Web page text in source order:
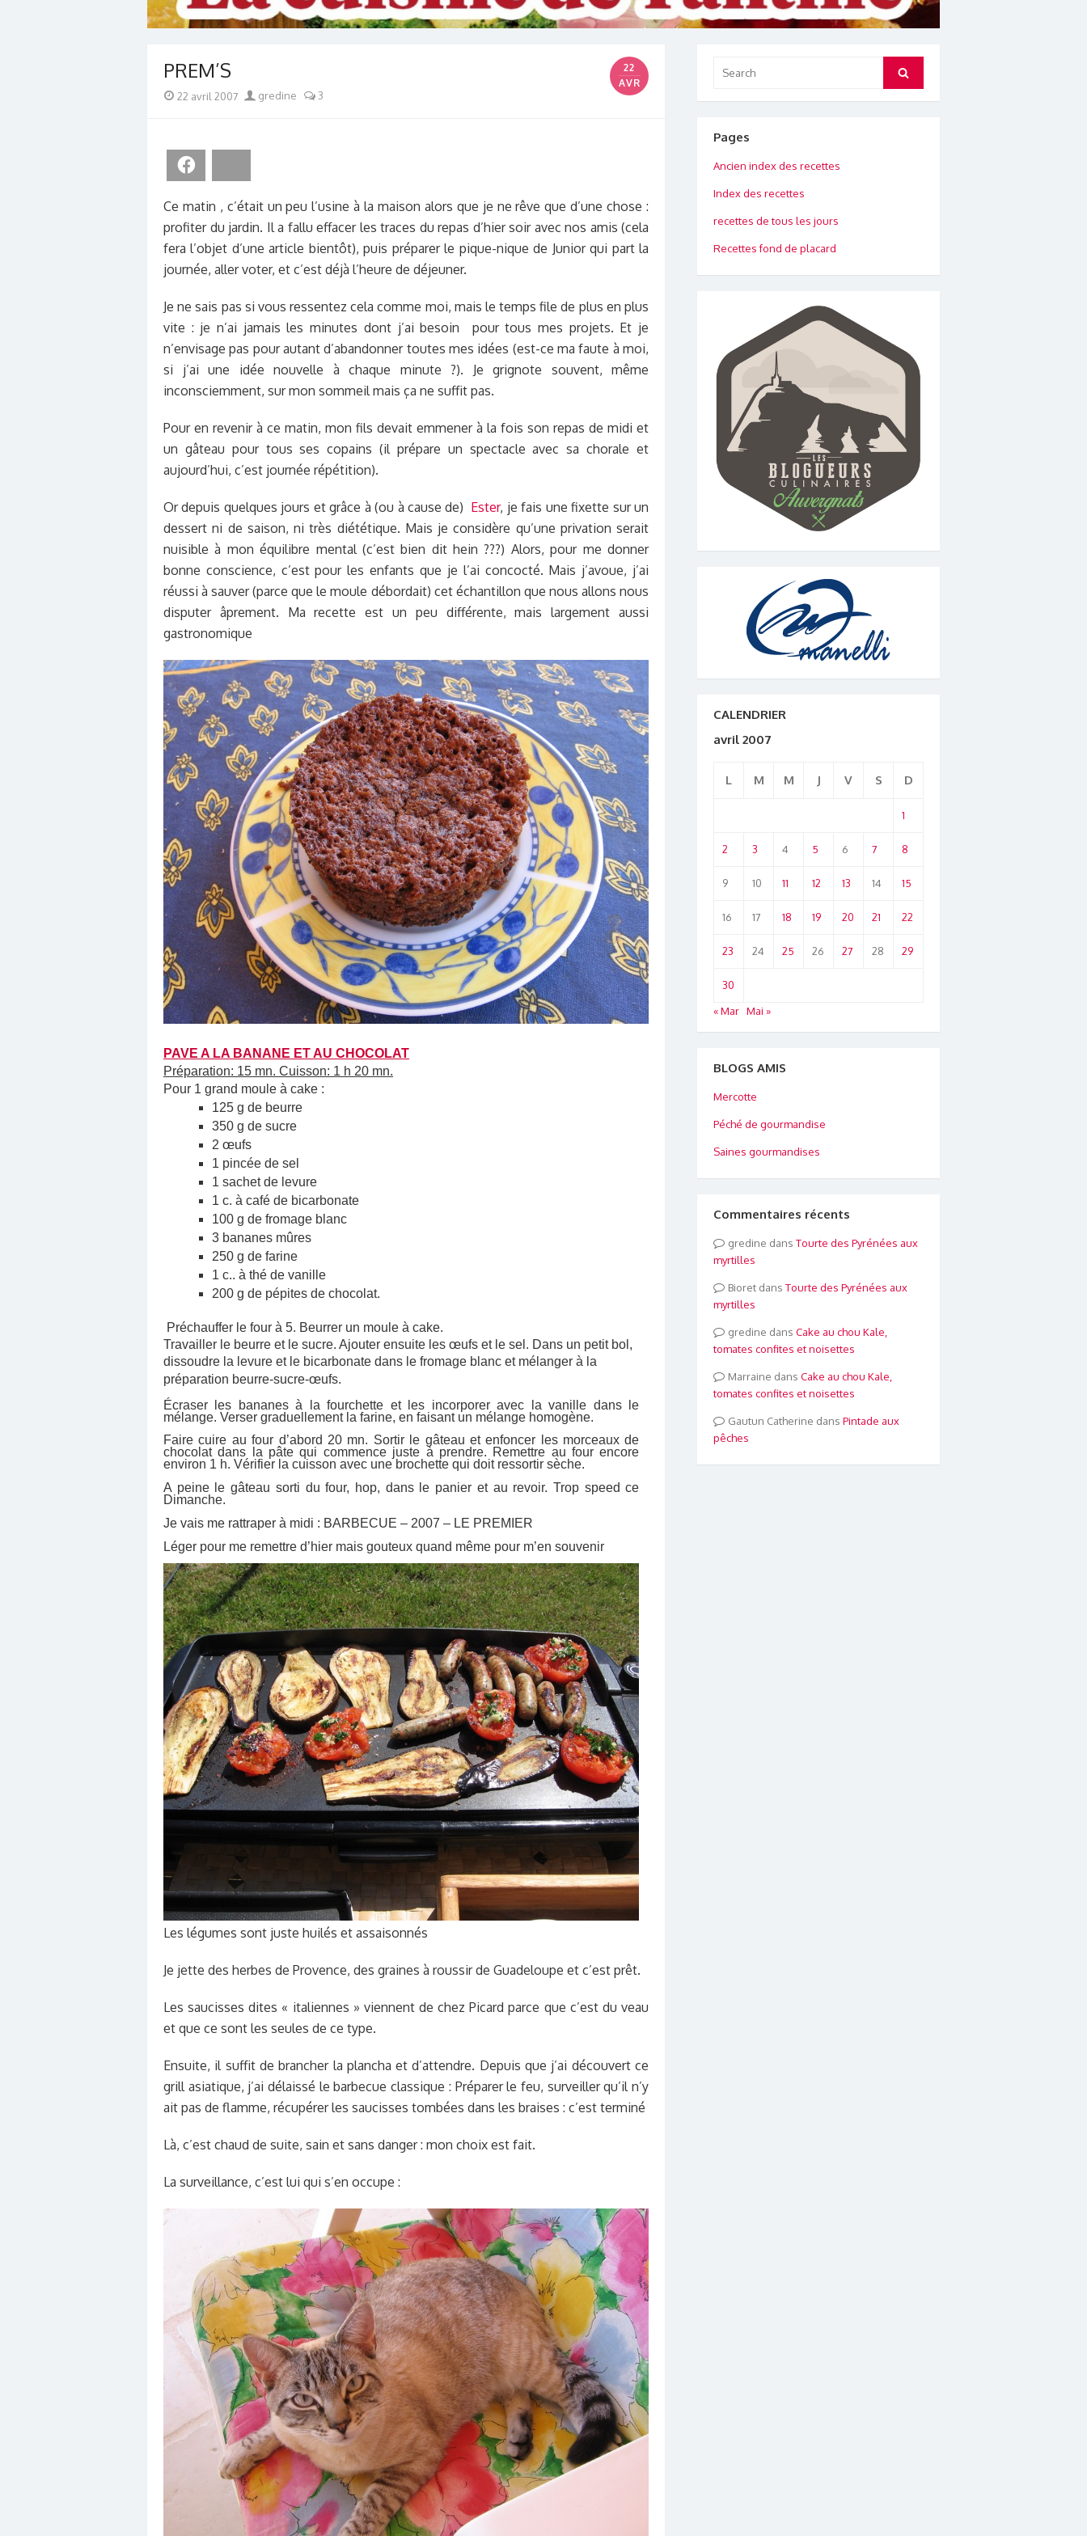
PREM’S
22
AVR
Posted
22 avril 2007 Author
gredine 3
Ce matin , c’était un peu l’usine à la maison alors que je ne rêve que d’une chose :
profiter du jardin. Il a fallu effacer les traces du repas d’hier soir avec nos amis (cela
fera l’objet d’une article bientôt), puis préparer le pique-nique de Junior qui part la
journée, aller voter, et c’est déjà l’heure de déjeuner.
Je ne sais pas si vous ressentez cela comme moi, mais le temps file de plus en plus
vite : je n’ai jamais les minutes dont j’ai besoin pour tous mes projets. Et je
n’envisage pas pour autant d’abandonner toutes mes idées (est-ce ma faute à moi,
si j’ai une idée nouvelle à chaque minute ?). Je grignote souvent, même
inconsciemment, sur mon sommeil mais ça ne suffit pas.
Pour en revenir à ce matin, mon fils devait emmener à la fois son repas de midi et
un gâteau pour tous ses copains (il prépare un spectacle avec sa chorale et
aujourd’hui, c’est journée répétition).
Or depuis quelques jours et grâce à (ou à cause de) Ester, je fais une fixette sur un
dessert ni de saison, ni très diététique. Mais je considère qu’une privation serait
nuisible à mon équilibre mental (c’est bien dit hein ???) Alors, pour me donner
bonne conscience, c’est pour les enfants que je l’ai concocté. Mais j’avoue, j’ai
réussi à sauver (parce que le moule débordait) cet échantillon que nous allons nous
disputer âprement. Ma recette est un peu différente, mais largement aussi
gastronomique
PAVE A LA BANANE ET AU CHOCOLAT
Préparation: 15 mn. Cuisson: 1 h 20 mn.
Pour 1 grand moule à cake :
125 g de beurre
350 g de sucre
2 œufs
1 pincée de sel
1 sachet de levure
1 c. à café de bicarbonate
100 g de fromage blanc
3 bananes mûres
250 g de farine
1 c.. à thé de vanille
200 g de pépites de chocolat.
Préchauffer le four à 5. Beurrer un moule à cake.
Travailler le beurre et le sucre. Ajouter ensuite les œufs et le sel. Dans un petit bol,
dissoudre la levure et le bicarbonate dans le fromage blanc et mélanger à la
préparation beurre-sucre-œufs.
Écraser les bananesà
la fourchette et les incorporer avec la vanille dans le
mélange. Verser graduellement la farine, en faisant un mélange homogène.
Faire cuire au four d’abord 20 mn. Sortir le gâteau et enfoncer les morceaux de
chocolat dans la pâte qui commence juste à prendre. Remettre au four encore
environ 1 h. Vérifier la cuisson avec une brochette qui doit ressortir sèche.
A peine le gâteau sorti du four, hop, dans le panier et au revoir. Trop speed ce
Dimanche.
Je vais me rattraper à midi : BARBECUE – 2007 – LE PREMIER
Léger pour me remettre d’hier mais gouteux quand même pour m’en souvenir
Les légumes sont juste huilés et assaisonnés
Je jette des herbes de Provence, des graines à roussir de Guadeloupe et c’est prêt.
Les saucisses dites « italiennes » viennent de chez Picard parce que c’est du veau
et que ce sont les seules de ce type.
Ensuite, il suffit de brancher la plancha et d’attendre. Depuis que j’ai découvert ce
grill asiatique, j’ai délaissé le barbecue classique : Préparer le feu, surveiller qu’il n’y
ait pas de flamme, récupérer les saucisses tombées dans les braises : c’est terminé
Là, c’est chaud de suite, sain et sans danger : mon choix est fait.
La surveillance, c’est lui qui s’en occupe :
for:
Search
Pages
Ancien index des recettes
Index des recettes
recettes de tous les jours
Recettes fond de placard
CALENDRIER
avril 2007
L M M J V S D
1
2 3 4 5 6 7 8
9 10 11 12 13 14 15
16 17 18 19 20 21 22
23 24 25 26 27 28 29
30
« Mar Mai »
BLOGS AMIS
Mercotte
Péché de gourmandise
Saines gourmandises
Commentaires récents
gredine dans Tourte des Pyrénées aux
myrtilles
Bioretdans Tourte des Pyrénées aux
myrtilles
gredine dans Cake au chou Kale,
tomates confites et noisettes
Marraine dans Cake au chou Kale,
tomates confites et noisettes
Gautun Catherine dans Pintade aux
pêches